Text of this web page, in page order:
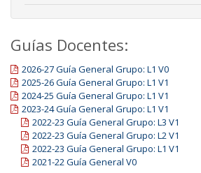
Guías Docentes:
2026-27 Guía General Grupo: L1 V0
2025-26 Guía General Grupo: L1 V1
2024-25 Guía General Grupo: L1 V1
2023-24 Guía General Grupo: L1 V1
2022-23 Guía General Grupo: L3 V1
2022-23 Guía General Grupo: L2 V1
2022-23 Guía General Grupo: L1 V1
2021-22 Guía General V0